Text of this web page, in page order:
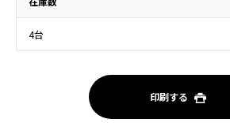
4台
印刷する